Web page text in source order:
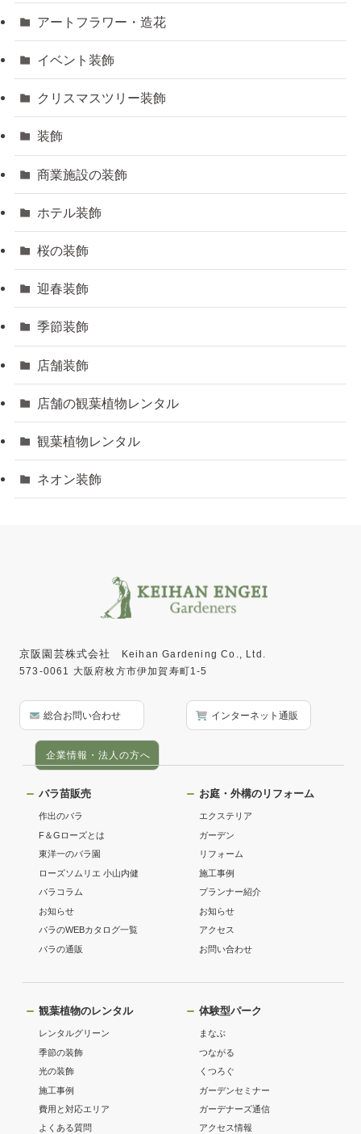
アートフラワー・造花
イベント装飾
クリスマスツリー装飾
装飾
商業施設の装飾
ホテル装飾
桜の装飾
迎春装飾
季節装飾
店舗装飾
店舗の観葉植物レンタル
観葉植物レンタル
ネオン装飾
京阪園芸株式会社
Keihan Gardening Co., Ltd.
573-0061 大阪府枚方市伊加賀寿町1-5
総合お問い合わせ インターネット通販
企業情報・法人の方へ
バラ苗販売
作出のバラ
F＆Gローズとは
東洋一のバラ園
ローズソムリエ 小山内健
バラコラム
お知らせ
バラのWEBカタログ一覧
バラの通販
お庭・外構のリフォーム
エクステリア
ガーデン
リフォーム
施工事例
プランナー紹介
お知らせ
アクセス
お問い合わせ
観葉植物のレンタル
レンタルグリーン
季節の装飾
光の装飾
施工事例
費用と対応エリア
よくある質問
体験型パーク
まなぶ
つながる
くつろぐ
ガーデンセミナー
ガーデナーズ通信
アクセス情報